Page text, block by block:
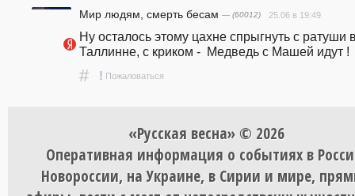
Мир людям, смерть бесам — (60012) 25.06 в 19:49
Ну осталось этому цахне спрыгнуть с ратуши
Таллинне, с криком -  Медведь с Машей идут !
# ! Пожаловаться
«Русская весна» © 2026
Оперативная информация о событиях в
Новороссии, на Украине, в Сирии и мире,